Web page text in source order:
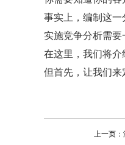
事实上，编制这一
实施竞争分析需要
在这里，我们将介
但首先，让我们来
上一页：